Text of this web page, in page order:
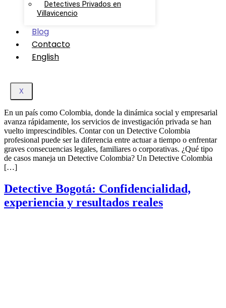
Detectives Privados en
Villavicencio
Blog
Contacto
English
X
En un país como Colombia, donde la dinámica social y empresarial
avanza rápidamente, los servicios de investigación privada se han
vuelto imprescindibles. Contar con un Detective Colombia
profesional puede ser la diferencia entre actuar a tiempo o enfrentar
graves consecuencias legales, familiares o corporativas. ¿Qué tipo
de casos maneja un Detective Colombia? Un Detective Colombia
[…]
Detective Bogotá: Confidencialidad,
experiencia y resultados reales